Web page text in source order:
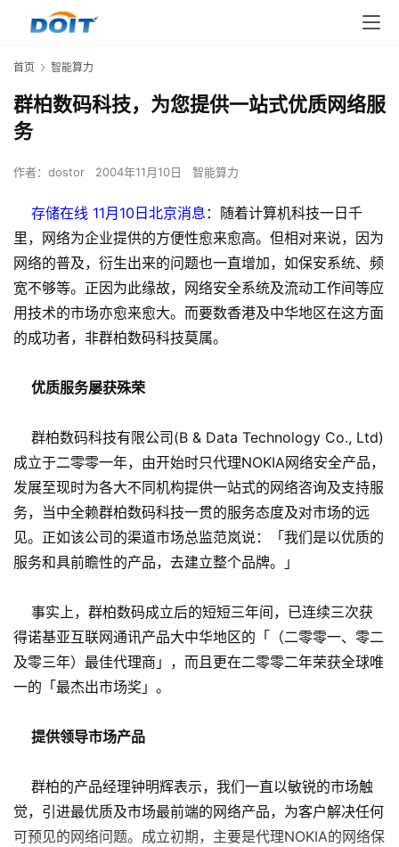
首页 智能算力
群柏数码科技，为您提供一站式优质网络服
务
作者： dostor 2004年11月10日 智能算力
存储在线 11月10日北京消息 ：随着计算机科技一日千
里，网络为企业提供的方便性愈来愈高。但相对来说，因为
网络的普及，衍生出来的问题也一直增加，如保安系统、频
宽不够等。正因为此缘故，网络安全系统及流动工作间等应
用技术的市场亦愈来愈大。而要数香港及中华地区在这方面
的成功者，非群柏数码科技莫属。
优质服务屡获殊荣
群柏数码科技有限公司(B & Data Technology Co., Ltd)
成立于二零零一年，由开始时只代理NOKIA网络安全产品，
发展至现时为各大不同机构提供一站式的网络咨询及支持服
务，当中全赖群柏数码科技一贯的服务态度及对市场的远
见。正如该公司的渠道市场总监范岚说：「我们是以优质的
服务和具前瞻性的产品，去建立整个品牌。」
事实上，群柏数码成立后的短短三年间，已连续三次获
得诺基亚互联网通讯产品大中华地区的「（二零零一、零二
及零三年）最佳代理商」，而且更在二零零二年荣获全球唯
一的「最杰出市场奖」。
提供领导市场产品
群柏的产品经理钟明辉表示，我们一直以敏锐的市场触
觉，引进最优质及市场最前端的网络产品，为客户解决任何
可预见的网络问题。成立初期，主要是代理NOKIA的网络保